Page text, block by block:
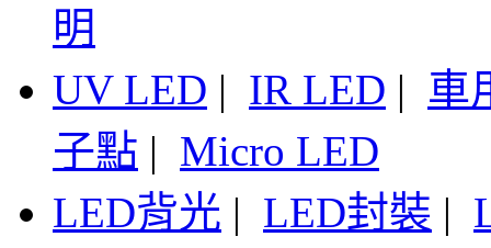
明
UV LED | IR LED | 車
子點 | Micro LED
LED背光 | LED封裝 |